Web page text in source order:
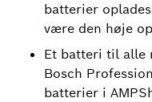
batterier
være den høje
Et batteri til alle
Bosch
batterier i